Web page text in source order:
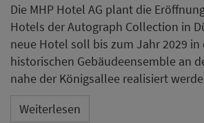
Die MHP Hotel AG plant die
Hotels der Autograph Collection in
neue Hotel soll bis zum Jahr 2029 in
historischen Gebäudeensemble an
nahe der Königsallee realisiert
Weiterlesen